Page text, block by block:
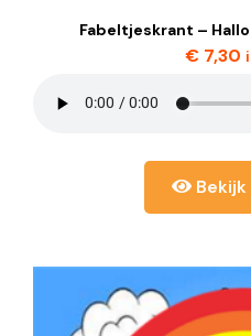
Fabeltjeskrant –
€ 7,30